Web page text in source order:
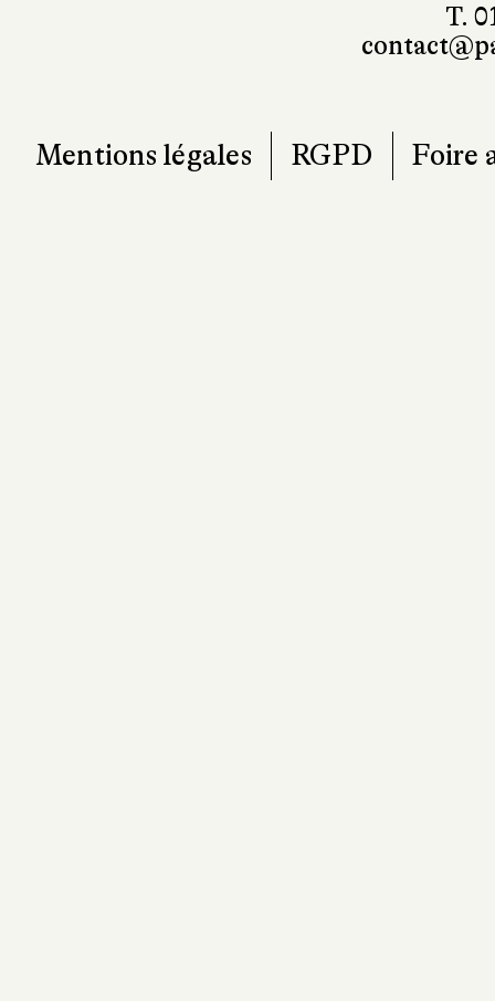
T.
Mentions légales RGPD Foire